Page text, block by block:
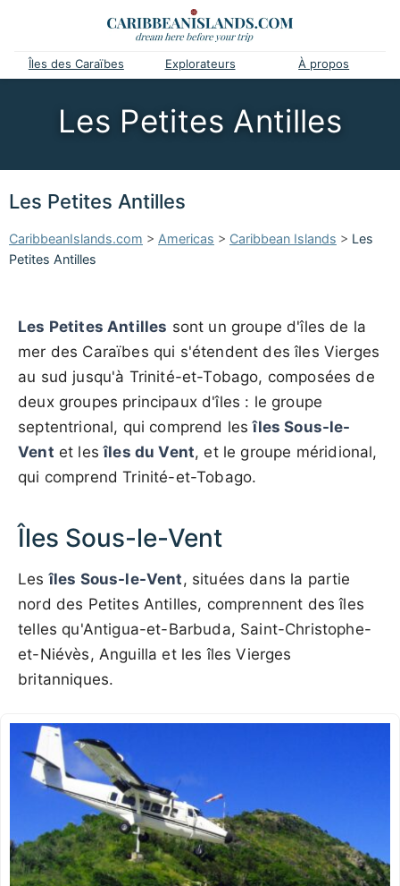
Îles des Caraïbes Explorateurs À propos
Les Petites Antilles
Les Petites Antilles
CaribbeanIslands.com > Americas > Caribbean Islands > Les
Petites Antilles
Les Petites Antilles sont un groupe d'îles de la
mer des Caraïbes qui s'étendent des îles Vierges
au sud jusqu'à Trinité-et-Tobago, composées de
deux groupes principaux d'îles : le groupe
septentrional, qui comprend lesîles Sous-le-
Vent et lesîles du Vent, et le groupe méridional,
qui comprend Trinité-et-Tobago.
Îles Sous-le-Vent
Lesîles Sous-le-Vent, situées dans la partie
nord des Petites Antilles, comprennent des îles
telles qu'Antigua-et-Barbuda, Saint-Christophe-
et-Niévès, Anguilla et les îles Vierges
britanniques.